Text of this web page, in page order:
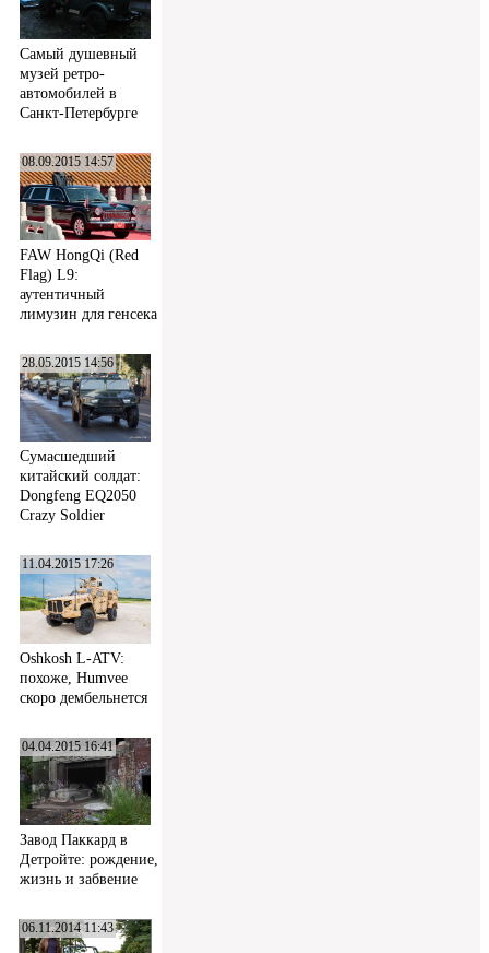
Самый душевный
музей ретро-
автомобилей в
Санкт-Петербурге
08.09.2015 14:57
FAW HongQi (Red
Flag) L9:
аутентичный
лимузин для генсека
28.05.2015 14:56
Сумасшедший
китайский солдат:
Dongfeng EQ2050
Crazy Soldier
11.04.2015 17:26
Oshkosh L-ATV:
похоже, Humvee
скоро дембельнется
04.04.2015 16:41
Завод Паккард в
Детройте: рождение,
жизнь и забвение
06.11.2014 11:43